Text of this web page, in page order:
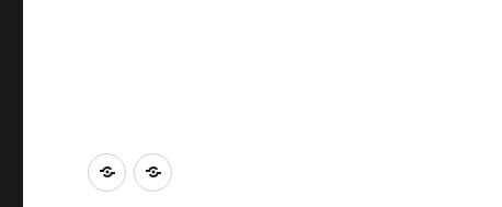
Markenrecherche
Gastbeiträge